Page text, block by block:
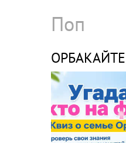
Поп
ОРБАКАЙТЕ